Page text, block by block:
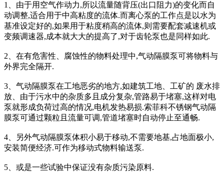
1、由于用空气作动力,所以流量随背压(出口阻力)的变化而自
动调整,适合用于中高粘度的流体.而离心泵的工作点是以水为
基准设定好的,如果用于粘度稍高的流体,则需要配套减速机或
变频调速器,成本就大大的提高了,对于齿轮泵也是同样如此.
2、在有危害性、腐蚀性的物料处理中,气动隔膜泵可将物料与
外界完全隔开.
3、气动隔膜泵在工地恶劣的地方,如建筑工地、工矿的 废水排
放、由于污水中的杂质多且成分复杂,管路易于堵塞,这样对电
泵就形成负荷过高的情况,电机发热易损.索菲科不锈钢气动隔
膜泵可通过颗粒且流量可调,管道堵塞时自动停止至通畅.
4、另外气动隔膜泵体积小易于移动,不需要地基,占地面极小,
安装简便经济.可作为移动式物料输送泵.
5、或是一些试验中保证没有杂质污染原料.